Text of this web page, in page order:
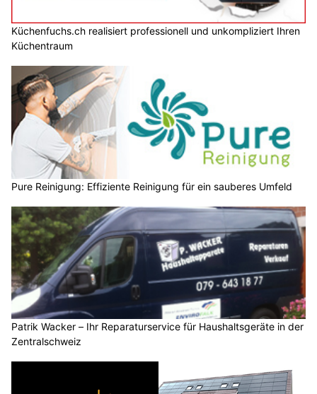
Küchenfuchs.ch realisiert professionell und unkompliziert Ihren
Küchentraum
Pure Reinigung: Effiziente Reinigung für ein sauberes Umfeld
Patrik Wacker – Ihr Reparaturservice für Haushaltsgeräte in der
Zentralschweiz